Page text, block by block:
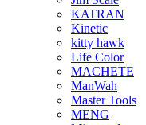
KATRAN
Kinetic
kitty hawk
Life Color
MACHETE
ManWah
Master Tools
MENG